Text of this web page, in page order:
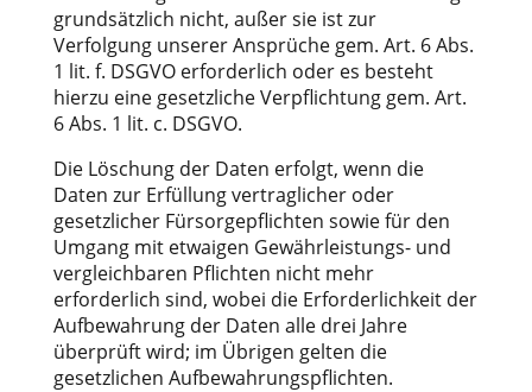
grundsätzlich nicht, außer sie ist zur
Verfolgung unserer Ansprüche gem. Art. 6 Abs.
1 lit. f. DSGVO erforderlich oder es besteht
hierzu eine gesetzliche Verpflichtung gem. Art.
6 Abs. 1 lit. c. DSGVO.
Die Löschung der Daten erfolgt, wenn die
Daten zur Erfüllung vertraglicher oder
gesetzlicher Fürsorgepflichten sowie für den
Umgang mit etwaigen Gewährleistungs- und
vergleichbaren Pflichten nicht mehr
erforderlich sind, wobei die Erforderlichkeit der
Aufbewahrung der Daten alle drei Jahre
überprüft wird; im Übrigen gelten die
gesetzlichen Aufbewahrungspflichten.